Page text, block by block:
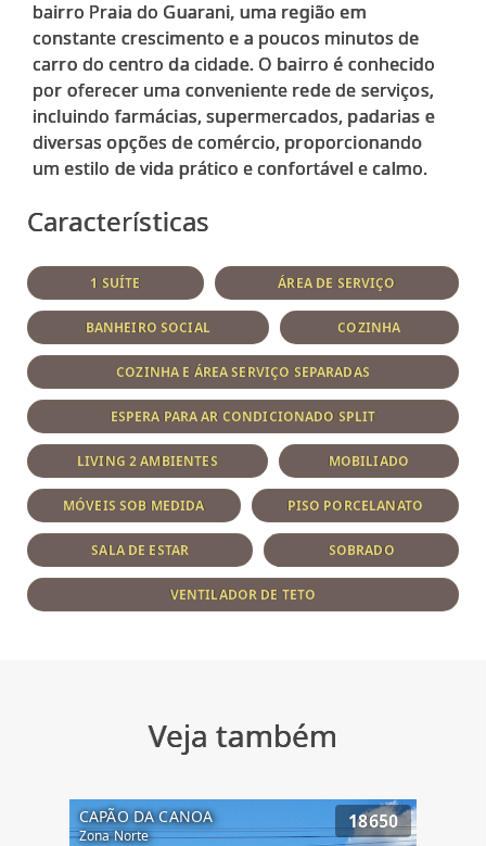
bairro Praia do Guarani, uma região em
constante crescimento e a poucos minutos de
carro do centro da cidade. O bairro é conhecido
por oferecer uma conveniente rede de serviços,
incluindo farmácias, supermercados, padarias e
diversas opções de comércio, proporcionando
Características
1 SUÍTE ÁREA DE SERVIÇO
BANHEIRO SOCIAL COZINHA
COZINHA E ÁREA SERVIÇO SEPARADAS
ESPERA PARA AR CONDICIONADO SPLIT
LIVING 2 AMBIENTES MOBILIADO
MÓVEIS SOB MEDIDA PISO PORCELANATO
SALA DE ESTAR SOBRADO
VENTILADOR DE TETO
Veja também
CAPÃO DA CANOA
Zona Norte
18650